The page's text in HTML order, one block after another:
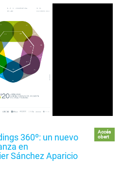
360º: un nuevo
en
Sánchez Aparicio
Accés
obert